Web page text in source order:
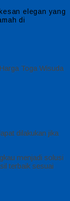
elegan yang
di
Toga Wisuda
dilakukan jika
menjadi solusi
terbaik sesuai